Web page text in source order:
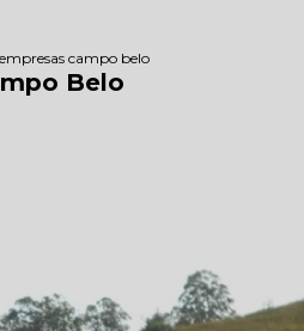
campo belo
Belo